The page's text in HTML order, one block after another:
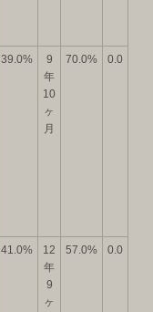
39.0%
9
年
10
ヶ
月
70.0% 0.0
41.0%
12
年
9
ヶ
57.0% 0.0